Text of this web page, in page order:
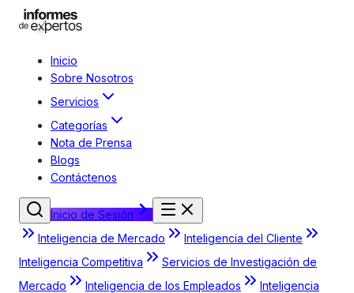
Inicio
Sobre Nosotros
Servicios
Categorías
Nota de Prensa
Blogs
Contáctenos
Inicio de Sesión
Inteligencia de Mercado
Inteligencia del Cliente
Inteligencia Competitiva
Servicios de Investigación de
Mercado
Inteligencia de los Empleados
Inteligencia